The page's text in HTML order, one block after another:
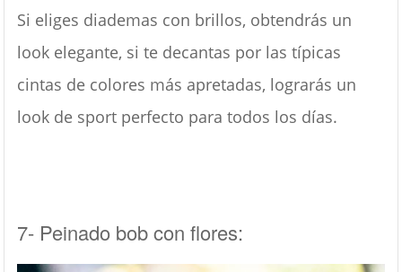
Si eliges diademas con brillos, obtendrás un
look elegante, si te decantas por las típicas
cintas de colores más apretadas, lograrás un
look de sport perfecto para todos los días.
7- Peinado bob con flores: